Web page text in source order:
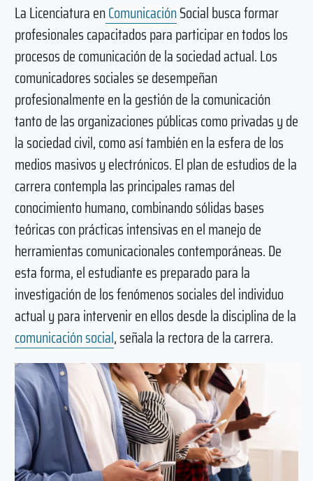
La Licenciatura enComunicaciónSocial busca formar
profesionales capacitados para participar en todos los
procesos de comunicación de la sociedad actual. Los
comunicadores sociales se desempeñan
profesionalmente en la gestión de la comunicación
tanto de las organizaciones públicas como privadas y de
la sociedad civil, como así también en la esfera de los
medios masivos y electrónicos. El plan de estudios de la
carrera contempla las principales ramas del
conocimiento humano, combinando sólidas bases
teóricas con prácticas intensivas en el manejo de
herramientas comunicacionales contemporáneas. De
esta forma, el estudiante es preparado para la
investigación de los fenómenos sociales del individuo
actual y para intervenir en ellos desde la disciplina de la
comunicación social, señala la rectora de la carrera.